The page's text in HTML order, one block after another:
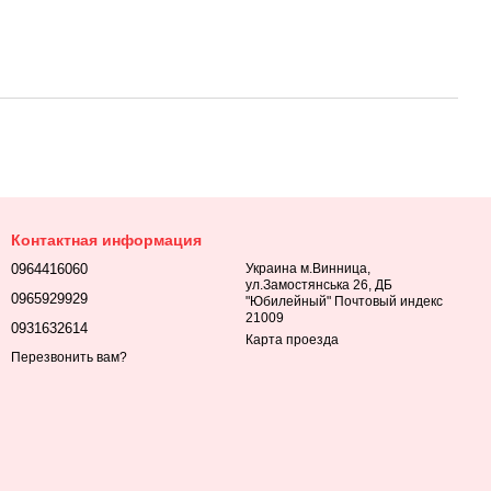
Контактная информация
0964416060
0965929929
0931632614
Перезвонить вам?
Украина м.Винница,
ул.Замостянська 26, ДБ
"Юбилейный" Почтовый индекс
21009
Карта проезда